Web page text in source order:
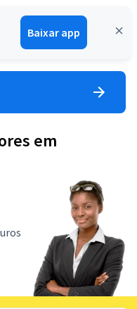
Baixar app
Entrar
em